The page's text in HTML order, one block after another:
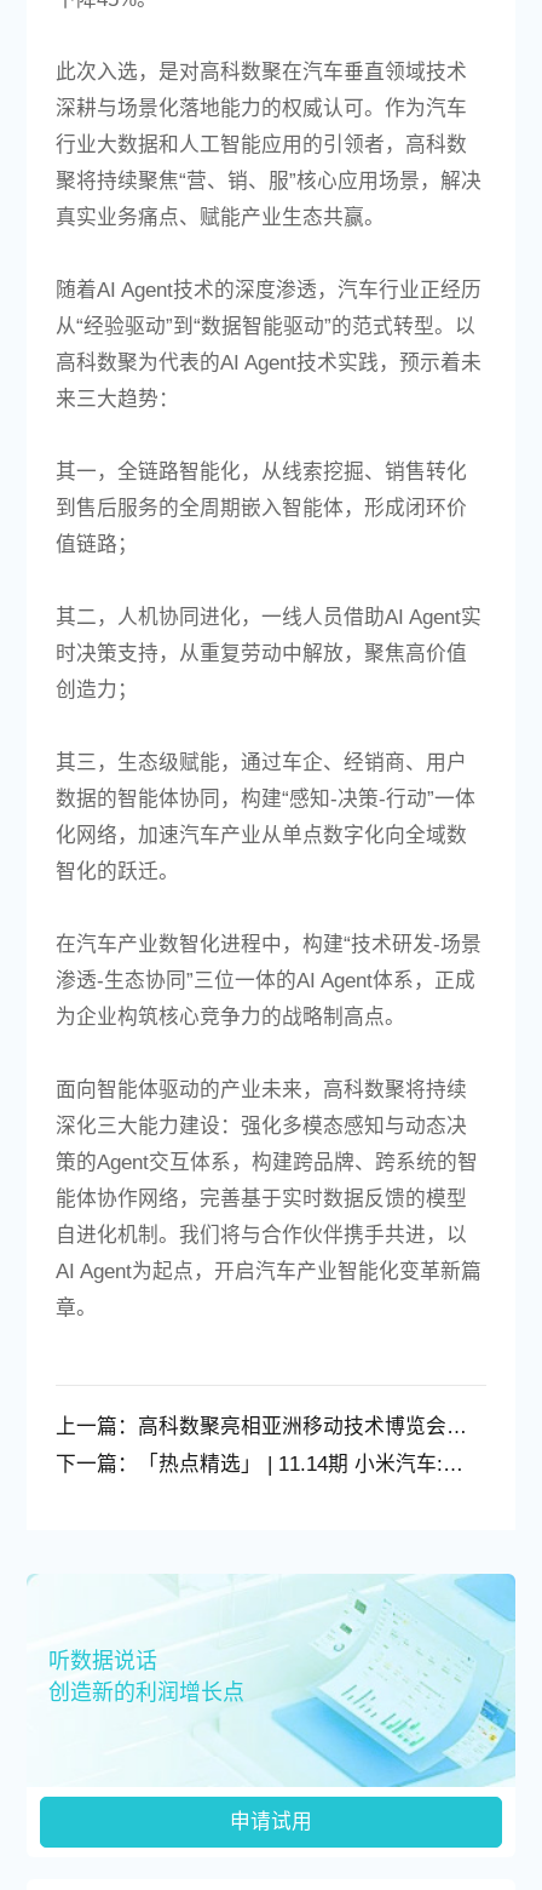
此次入选，是对高科数聚在汽车垂直领域技术
深耕与场景化落地能力的权威认可。作为汽车
行业大数据和人工智能应用的引领者，高科数
聚将持续聚焦“营、销、服”核心应用场景，解决
真实业务痛点、赋能产业生态共赢。
随着AI Agent技术的深度渗透，汽车行业正经历
从“经验驱动”到“数据智能驱动”的范式转型。以
高科数聚为代表的AI Agent技术实践，预示着未
来三大趋势：
其一，全链路智能化，从线索挖掘、销售转化
到售后服务的全周期嵌入智能体，形成闭环价
值链路；
其二，人机协同进化，一线人员借助AI Agent实
时决策支持，从重复劳动中解放，聚焦高价值
创造力；
其三，生态级赋能，通过车企、经销商、用户
数据的智能体协同，构建“感知-决策-行动”一体
化网络，加速汽车产业从单点数字化向全域数
智化的跃迁。
在汽车产业数智化进程中，构建“技术研发-场景
渗透-生态协同”三位一体的AI Agent体系，正成
为企业构筑核心竞争力的战略制高点。
面向智能体驱动的产业未来，高科数聚将持续
深化三大能力建设：强化多模态感知与动态决
策的Agent交互体系，构建跨品牌、跨系统的智
能体协作网络，完善基于实时数据反馈的模型
自进化机制。我们将与合作伙伴携手共进，以
AI Agent为起点，开启汽车产业智能化变革新篇
章。
上一篇：
高科数聚亮相亚洲移动技术博览会 对话智能赋能车企出海之道
下一篇：
「热点精选」 | 11.14期 小米汽车:第10万辆正式下线 目标年底交付12万辆
听数据说话
创造新的利润增长点
申请试用